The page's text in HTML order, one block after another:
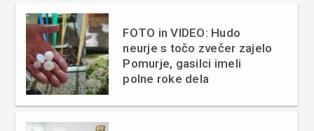
FOTO in VIDEO: Hudo
neurje s točo zvečer zajelo
Pomurje, gasilci imeli
polne roke dela